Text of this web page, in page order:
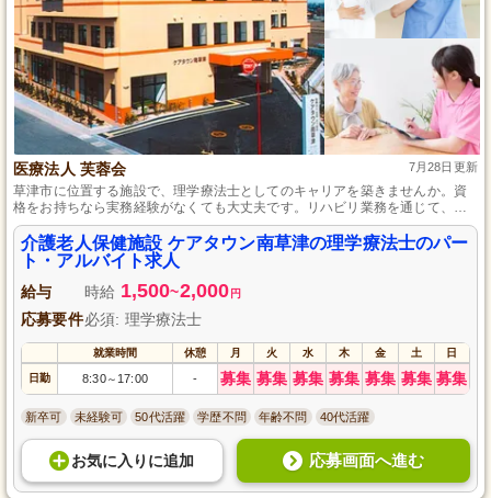
医療法人 芙蓉会 7月28日更新
草津市に位置する施設で、理学療法士としてのキャリアを築きませんか。資
格をお持ちなら実務経験がなくても大丈夫です。リハビリ業務を通じて、利
用者様のサポートを行います。週末はお休みで、通勤手当も充実しており、
ワークライフバランスを保ちやすい職場です。
介護老人保健施設 ケアタウン南草津の理学療法士のパー
ト・アルバイト求人
給与 時給 1,500~2,000 円
応募要件必須: 理学療法士
就業時間 休憩 月 火 水 木 金 土 日
日勤 8:30～ 17:00 - 募集 募集 募集 募集 募集 募集 募集
新卒可 未経験可 50代活躍 学歴不問 年齢不問 40代活躍
お気に入り に追加 応募画面へ進む